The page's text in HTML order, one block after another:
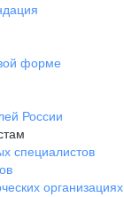
форме
России
специалистов
организациях